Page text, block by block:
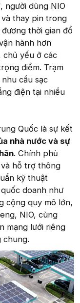
người dùng NIO
thay pin trong
thời gian đổ
hành hơn
yếu ở các
điểm. Trạm
cầu sạc
điện tại nhiều
Quốc là sự kết
nhà nước và sự
. Chính phủ
hỗ trợ thông
kỹ thuật
doanh như
cộng quy mô lớn,
NIO, cùng
mạng lưới riêng
chung.